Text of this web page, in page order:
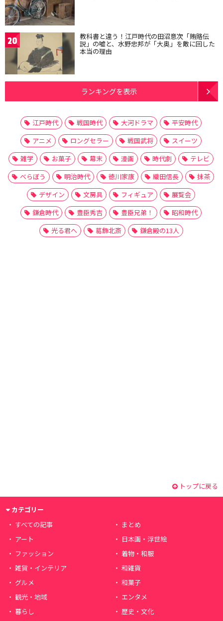
20 教科書と違う！江戸時代の田沼意次「賄賂伝
説」の嘘と、水野忠邦が「大奥」を敵に回した
本当の理由
ランキングを表示
江戸時代 戦国時代 大河ドラマ
平安時代
アニメ
ロングセラー 戦国武将
スイーツ
雑学
お菓子 幕末 漫画 時代劇
テレビ
べらぼう
明治時代 徳川家康 織田信長
抹茶
デザイン
文房具 フィギュア
展覧会
鎌倉時代
豊臣秀吉 豊臣兄弟！
昭和時代
光る君へ
葛飾北斎 鎌倉殿の13人
トップに戻る
カテゴリー
すべての記事
まとめ
アート
日本画・浮世絵
ファッション
着物・和服
雑貨・インテリア
和雑貨
グルメ
和菓子
観光・地域
エンタメ
暮らし
歴史・文化